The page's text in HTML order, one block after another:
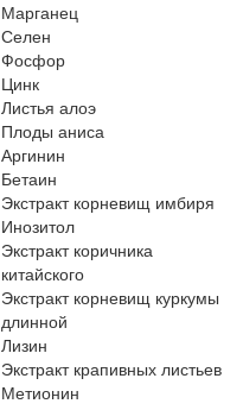
Марганец
Селен
Фосфор
Цинк
Листья алоэ
Плоды аниса
Аргинин
Бетаин
Экстракт корневищ имбиря
Инозитол
Экстракт коричника
китайского
Экстракт корневищ куркумы
длинной
Лизин
Экстракт крапивных листьев
Метионин